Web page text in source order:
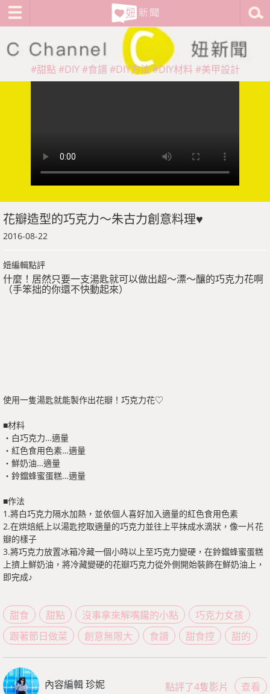
#甜點 #DIY #食譜 #DIY方法#DIY材料 #美甲設計
花瓣造型的巧克力～朱古力創意料理♥
2016-08-22
妞編輯點評
什麼！居然只要一支湯匙就可以做出超～漂～釀的巧克力花啊
（手笨拙的你還不快動起來）
使用一隻湯匙就能製作出花瓣！巧克力花♡
■材料
・白巧克力…適量
・紅色食用色素…適量
・鮮奶油…適量
・鈴鐺蜂蜜蛋糕…適量
■作法
1.將白巧克力隔水加熱，並依個人喜好加入適量的紅色食用色素
2.在烘焙紙上以湯匙挖取適量的巧克力並往上平抹成水滴狀，像一片花
瓣的樣子
3.將巧克力放置冰箱冷藏一個小時以上至巧克力變硬，在鈴鐺蜂蜜蛋糕
上擠上鮮奶油，將冷藏變硬的花瓣巧克力從外側開始裝飾在鮮奶油上，
即完成♪
甜食 甜點 沒事拿來解嘴饞的小點
巧克力女孩
跟著節日做菜
創意無限大 食譜 甜食控 甜的
內容編輯 珍妮 查看
點評了4隻影片